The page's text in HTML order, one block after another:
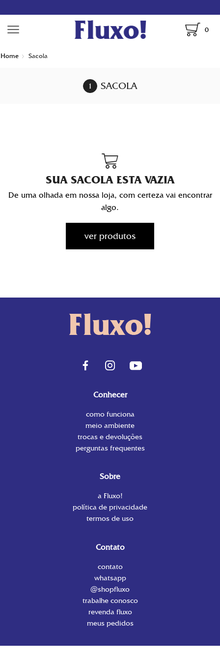
0
Home Sacola
SACOLA
SUA SACOLA ESTA VAZIA
De uma olhada em nossa loja, com certeza vai encontrar
algo.
ver produtos
Conhecer
como funciona
meio ambiente
trocas e devoluções
perguntas frequentes
Sobre
a Fluxo!
política de privacidade
termos de uso
Contato
contato
whatsapp
@shopfluxo
trabalhe conosco
revenda fluxo
meus pedidos